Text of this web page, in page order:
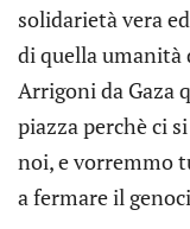
solidarietà vera
di quella umanità
Arrigoni da Gaza
piazza perchè ci
noi, e vorremmo
a fermare il